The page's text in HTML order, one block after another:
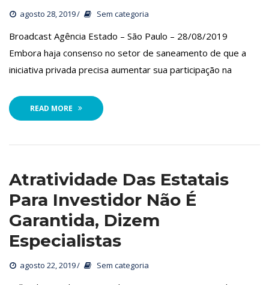
agosto 28, 2019 Sem categoria
Broadcast Agência Estado – São Paulo – 28/08/2019
Embora haja consenso no setor de saneamento de que a
iniciativa privada precisa aumentar sua participação na
READ MORE
Atratividade Das Estatais
Para Investidor Não É
Garantida, Dizem
Especialista
agosto 22, 2019 Sem categoria